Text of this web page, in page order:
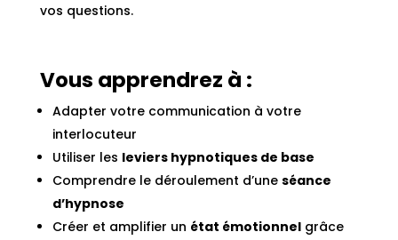
vos questions.
Vous apprendrez à :
Adapter votre communication à votre
interlocuteur
Utiliser les leviers hypnotiques de base
Comprendre le déroulement d’une séance
d’hypnose
Créer et amplifier un état émotionnel grâce